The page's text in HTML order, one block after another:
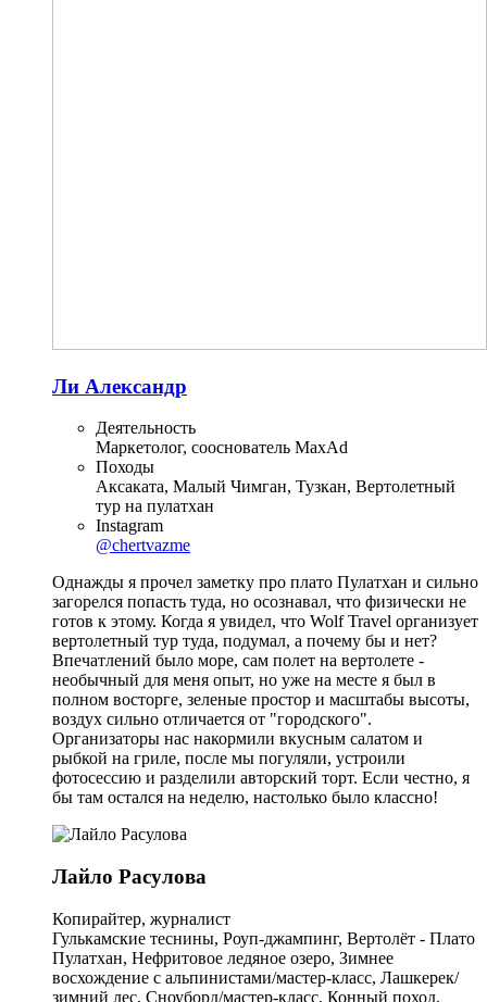
Ли Александр
Деятельность
Маркетолог, сооснователь MaxAd
Походы
Аксаката, Малый Чимган, Тузкан, Вертолетный
тур на пулатхан
Instagram
@chertvazme
Однажды я прочел заметку про плато Пулатхан и сильно
загорелся попасть туда, но осознавал, что физически не
готов к этому. Когда я увидел, что Wolf Travel организует
вертолетный тур туда, подумал, а почему бы и нет?
Впечатлений было море, сам полет на вертолете -
необычный для меня опыт, но уже на месте я был в
полном восторге, зеленые простор и масштабы высоты,
воздух сильно отличается от "городского".
Организаторы нас накормили вкусным салатом и
рыбкой на гриле, после мы погуляли, устроили
фотосессию и разделили авторский торт. Если честно, я
бы там остался на неделю, настолько было классно!
Лайло Расулова
Копирайтер, журналист
Гулькамские теснины, Роуп-джампинг, Вертолёт - Плато
Пулатхан, Нефритовое ледяное озеро, Зимнее
восхождение с альпинистами/мастер-класс, Лашкерек/
зимний лес, Сноуборд/мастер-класс, Конный поход,